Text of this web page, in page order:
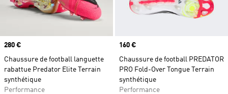
Prix
280 €
Chaussure de football languette
rabattue Predator Elite Terrain
synthétique
Performance
Prix
160 €
Chaussure de football PREDATOR
PRO Fold-Over Tongue Terrain
synthétique
Performance